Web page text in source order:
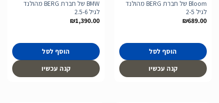
Bloom של חברת BERG מהולנד
לגיל 2-5
₪689.00
הוסף לסל
קנה עכשיו
BMW של חברת BERG מהולנד
לגיל 2.5-6
₪1,390.00
הוסף לסל
קנה עכשיו